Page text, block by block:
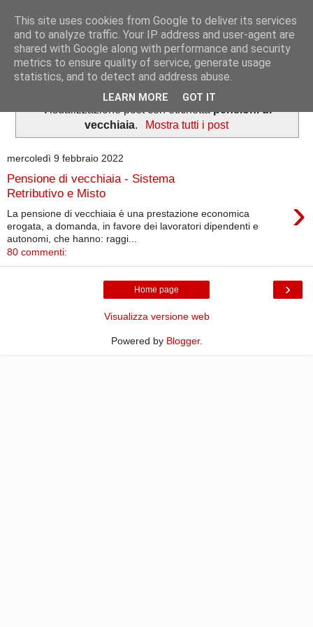
Informazioni per tutti
Dedicato a lavoratori e pensionati.
Visualizzazione post con etichettapensioni di
vecchiaia. Mostra tutti i post
mercoledì 9 febbraio 2022
Pensione di vecchiaia - Sistema
Retributivo e Misto
›
La pensione di vecchiaia è una prestazione economica
erogata, a domanda, in favore dei lavoratori dipendenti e
autonomi, che hanno: raggi...
80 commenti:
›
Home page
Visualizza versione web
Powered by Blogger.
This site uses cookies from Google to deliver its services
and to analyze traffic. Your IP address and user-agent are
shared with Google along with performance and security
metrics to ensure quality of service, generate usage
statistics, and to detect and address abuse.
LEARN MORE GOT IT